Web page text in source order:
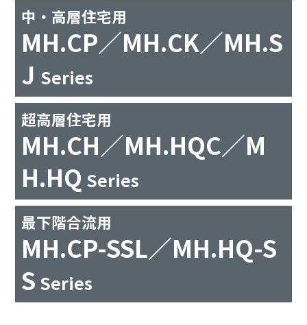
中・高層住宅用
MH.CP／MH.CK／MH.S
J Series
超高層住宅用
MH.CH／MH.HQC／M
H.HQ Series
最下階合流用
MH.CP-SSL／MH.HQ-S
S Series